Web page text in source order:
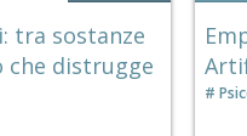
tra sostanze
che distrugge